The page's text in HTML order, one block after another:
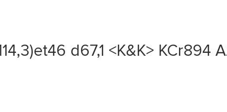
d67,1 <K&K>